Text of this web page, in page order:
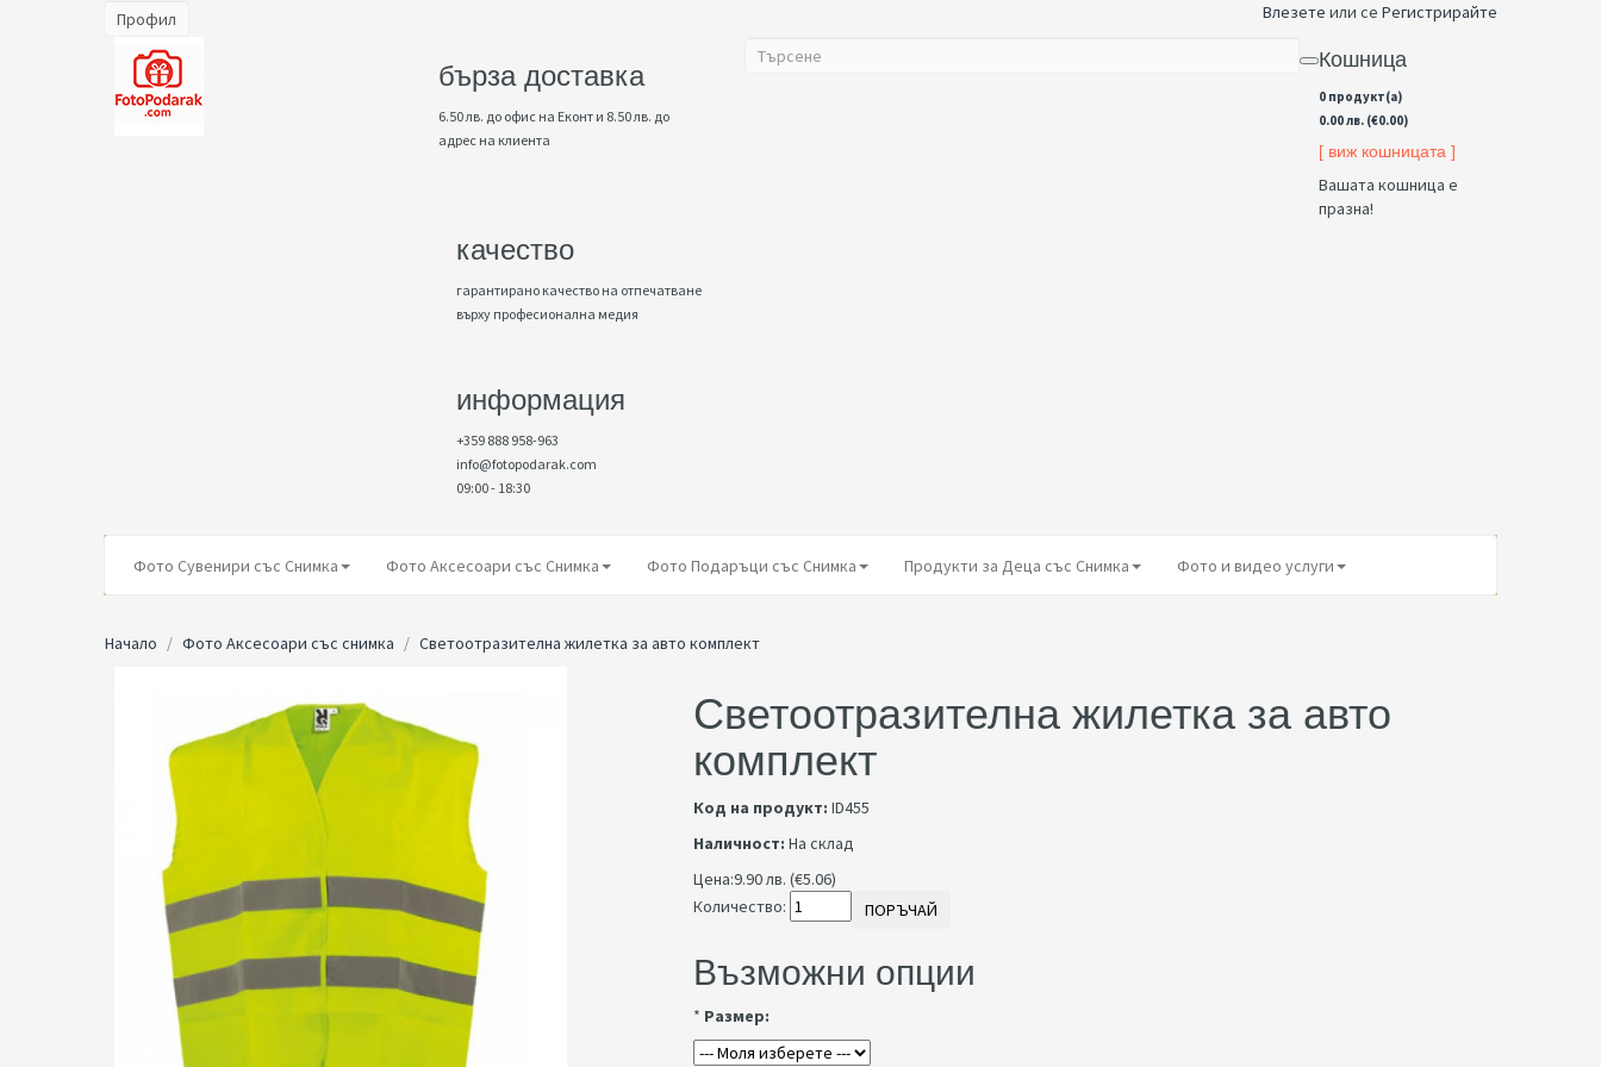
Профил Влезете или се Регистрирайте
бърза доставка
6.50 лв. до офис на Еконт и 8.50 лв. до
адрес на клиента
качество
гарантирано качество на отпечатване
върху професионална медия
информация
+359 888 958-963
info@fotopodarak.com
09:00 - 18:30
Кошница
0 продукт(а)
0.00 лв. (€0.00)
[ виж кошницата ]
Вашата кошница е
празна!
Фото Сувенири със Снимка Фото Аксесоари със Снимка Фото Подаръци със Снимка Продукти за Деца със Снимка Фото и видео услуги
Начало Фото Аксесоари със снимка Светоотразителна жилетка за авто комплект
Светоотразителна жилетка за авто
комплект
Код на продукт: ID455
Наличност: На склад
Цена:9.90 лв. (€5.06)
Количество:
ПОРЪЧАЙ
Възможни опции
* Размер: